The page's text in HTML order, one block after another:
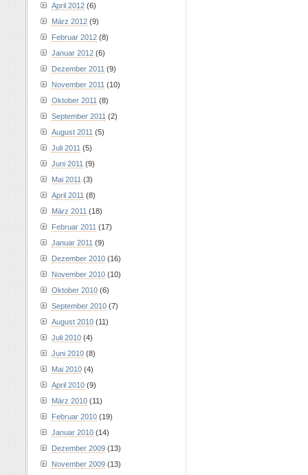
April 2012 (6)
März 2012 (9)
Februar 2012 (8)
Januar 2012 (6)
Dezember 2011 (9)
November 2011 (10)
Oktober 2011 (8)
September 2011 (2)
August 2011 (5)
Juli 2011 (5)
Juni 2011 (9)
Mai 2011 (3)
April 2011 (8)
März 2011 (18)
Februar 2011 (17)
Januar 2011 (9)
Dezember 2010 (16)
November 2010 (10)
Oktober 2010 (6)
September 2010 (7)
August 2010 (11)
Juli 2010 (4)
Juni 2010 (8)
Mai 2010 (4)
April 2010 (9)
März 2010 (11)
Februar 2010 (19)
Januar 2010 (14)
Dezember 2009 (13)
November 2009 (13)